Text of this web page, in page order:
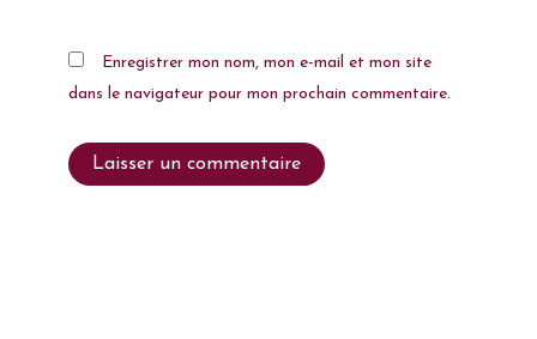
Enregistrer mon nom, mon e-mail et mon site
dans le navigateur pour mon prochain commentaire.